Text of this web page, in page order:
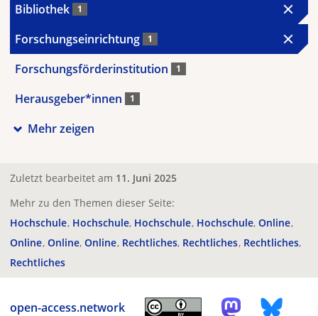
Bibliothek 1
Forschungseinrichtung 1
Forschungsförderinstitution 1
Herausgeber*innen 1
Mehr zeigen
Zuletzt bearbeitet am 11. Juni 2025
Mehr zu den Themen dieser Seite:
Hochschule Hochschule Hochschule Hochschule Online
Online Online Online Rechtliches Rechtliches Rechtliches
Rechtliches
open-access.network